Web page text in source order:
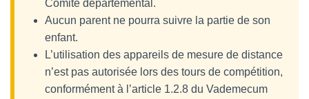
Comité départemental.
Aucun parent ne pourra suivre la partie de son
enfant.
L’utilisation des appareils de mesure de distance
n’est pas autorisée lors des tours de compétition,
conformément à l’article 1.2.8 du Vademecum